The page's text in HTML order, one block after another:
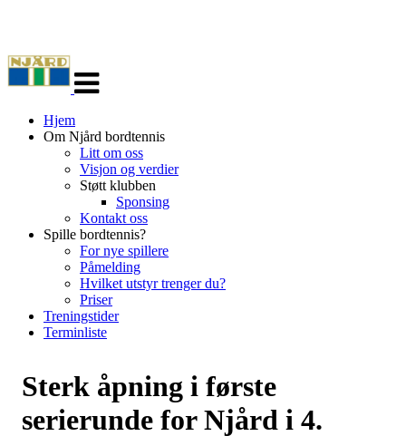
navigasjon
Hjem
Om Njård bordtennis
Litt om oss
Visjon og verdier
Støtt klubben
Sponsing
Kontakt oss
Spille bordtennis?
For nye spillere
Påmelding
Hvilket utstyr trenger du?
Priser
Treningstider
Terminliste
Sterk åpning i første
serierunde for Njård i 4.